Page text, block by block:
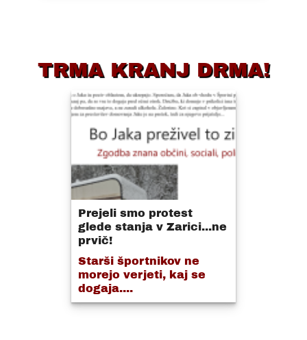
TRMA KRANJ DRMA!
Prejeli smo protest
glede stanja v Zarici...ne
prvič!
Starši športnikov ne
morejo verjeti, kaj se
dogaja....